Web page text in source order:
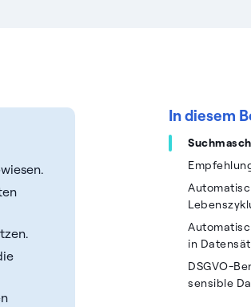
In diesem
in
DSGVO-
sensible